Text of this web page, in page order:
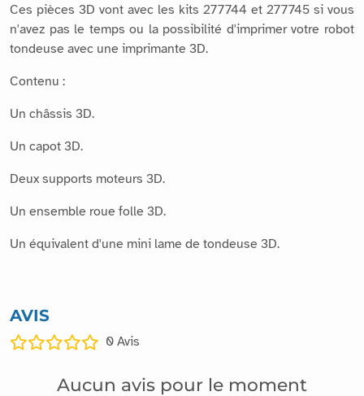
Ces pièces 3D vont avec les kits 277744 et 277745 si vous
n'avez pas le temps ou la possibilité d'imprimer votre robot
tondeuse avec une imprimante 3D.
Contenu :
Un châssis 3D.
Un capot 3D.
Deux supports moteurs 3D.
Un ensemble roue folle 3D.
Un équivalent d'une mini lame de tondeuse 3D.
AVIS
0 Avis
Aucun avis pour le moment